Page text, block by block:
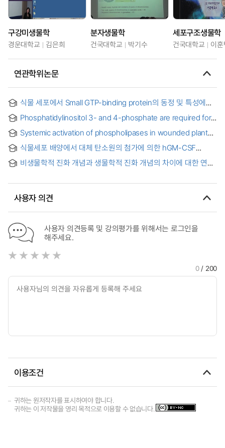
구강미생물학
경운대학교 김은희
분자생물학
건국대학교 박기수
세포구조생물학
건국대학교 이
연관학위논문
식물 세포에서 Small GTP-binding protein의 동정 및 특성에
Phosphatidylinositol 3- and 4-phosphate are required for
Commelina communis = Commelina communis
공변세포에서 ABA가 유도하는 actin의 재구성 과정에서
phosphatidylinositol phosphate의 역할
Systemic activation of phospholipases in wounded plants
= 식물에서 상처신호에 의한 인지질분해효소의 전신적(全身的)
활성화 연구
식물세포 배양에서 대체 탄소원의 첨가에 의한 hGM-CSF
생산성의 향상 = Increased Productivity of Human
Granulocyte-Macrophage Colony Stimulating Factor by the
Suspension Culture
비생물학적 진화 개념과 생물학적 진화 개념의 차이에 대한 연구
fields and biological fields
사용자 의견
사용자 의견등록 및 강의평가를 위해서는 로그인을
해주세요.
0/ 200
이용조건
귀하는 원저작자를 표시하여야 합니다.
귀하는 이 저작물을 영리 목적으로 이용할 수 없습니다.